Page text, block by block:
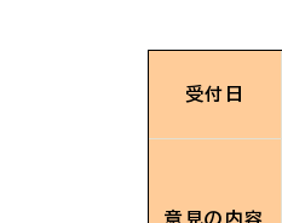
場面
受付日
意見の内容